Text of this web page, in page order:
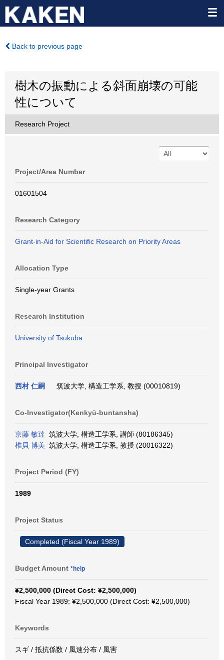
Back to previous page
樹木の振動による斜面崩壊の可能
性について
Research Project
Project/Area Number
01601504
Research Category
Grant-in-Aid for Scientific Research on Priority Areas
Allocation Type
Single-year Grants
Research Institution
University of Tsukuba
Principal Investigator
西村 仁嗣 筑波大学, 構造工学系, 教授 (00010819)
Co-Investigator(Kenkyū-buntansha)
京藤 敏達 筑波大学, 構造工学系, 講師 (80186345)
椎貝 博美 筑波大学, 構造工学系, 教授 (20016322)
Project Period (FY)
1989
Project Status
Completed (Fiscal Year 1989)
Budget Amount *help
¥2,500,000 (Direct Cost: ¥2,500,000)
Fiscal Year 1989: ¥2,500,000 (Direct Cost: ¥2,500,000)
Keywords
スギ / 抵抗係数 / 風速分布 / 風害